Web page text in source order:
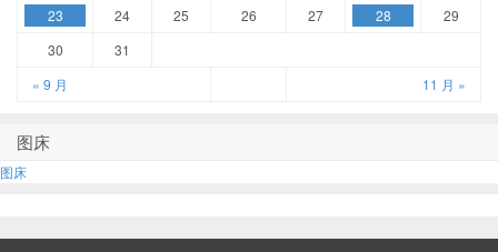
« 9 月 11 月 »
23
24 25 26 27 28
29
30
31
图床
图床